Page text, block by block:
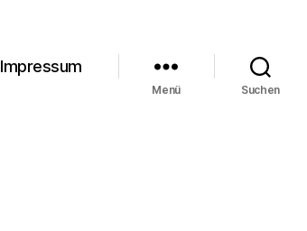
Impressum
Menü Suchen